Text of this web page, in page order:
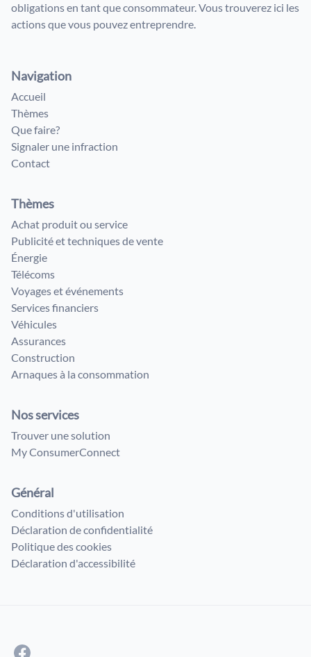
obligations en tant que consommateur. Vous trouverez ici les
actions que vous pouvez entreprendre.
Navigation
Accueil
Thèmes
Que faire?
Signaler une infraction
Contact
Thèmes
Achat produit ou service
Publicité et techniques de vente
Énergie
Télécoms
Voyages et événements
Services financiers
Véhicules
Assurances
Construction
Arnaques à la consommation
Nos services
Trouver une solution
My ConsumerConnect
Général
Conditions d'utilisation
Déclaration de confidentialité
Politique des cookies
Déclaration d'accessibilité